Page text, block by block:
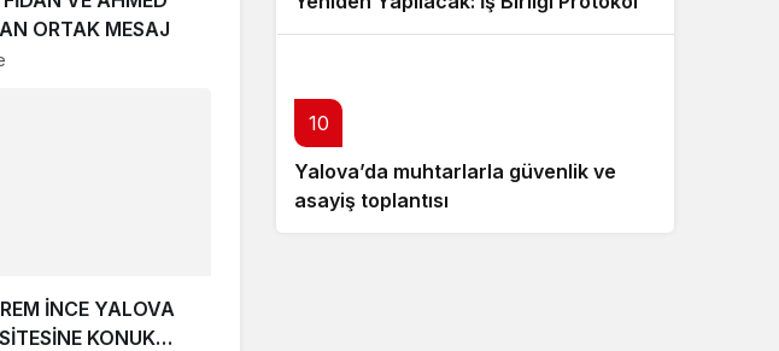
ORTAK MESAJ
İNCE YALOVA
KONUK
İmzalandı
10
Yalova’da muhtarlarla güvenlik ve
asayiş toplantısı